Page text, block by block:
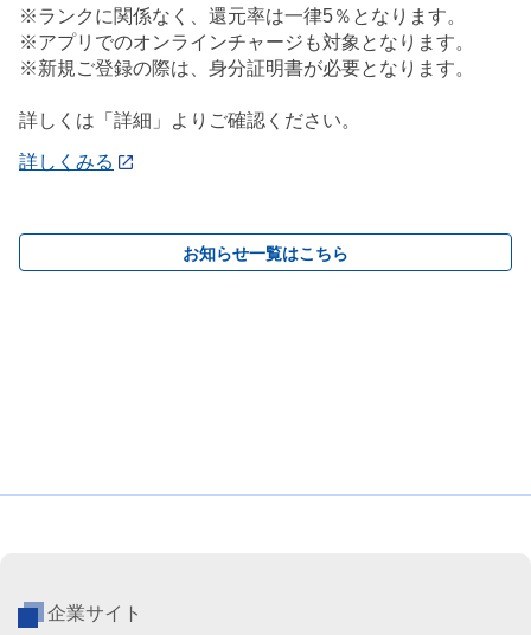
※ランクに関係なく、還元率は一律5％となります。
※アプリでのオンラインチャージも対象となります。
※新規ご登録の際は、身分証明書が必要となります。
詳しくは「詳細」よりご確認ください。
詳しくみる
お知らせ一覧はこちら
企業サイト